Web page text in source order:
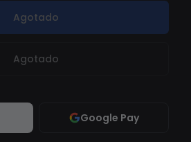
Agotado
Agotado
Google Pay